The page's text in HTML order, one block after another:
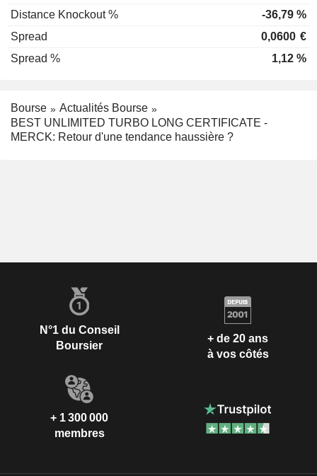
Distance Knockout %
-36,79 %
Spread
0,0600 €
Spread %
1,12 %
Bourse
Actualités Bourse
BEST UNLIMITED TURBO LONG CERTIFICATE -
MERCK: Retour d'une tendance haussière ?
N°1 du Conseil
Boursier
+ de 20 ans
à vos côtés
+ 1 300 000
membres